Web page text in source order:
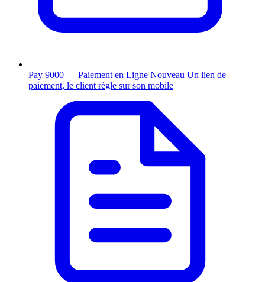
Pay 9000 — Paiement en Ligne Nouveau Un lien de
paiement, le client règle sur son mobile